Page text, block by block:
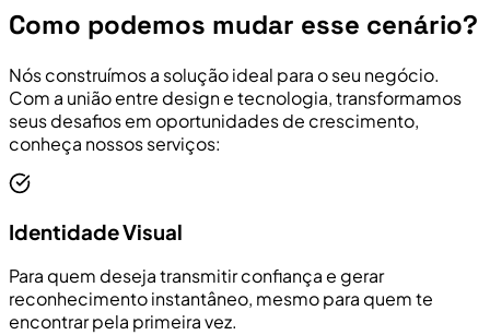
Como podemos mudar esse cenário?
Nós construímos a solução ideal para o seu negócio.
Com a união entre design e tecnologia, transformamos
seus desafios em oportunidades de crescimento,
conheça nossos serviços:
Identidade Visual
Para quem deseja transmitir confiança e gerar
reconhecimento instantâneo, mesmo para quem te
encontrar pela primeira vez.